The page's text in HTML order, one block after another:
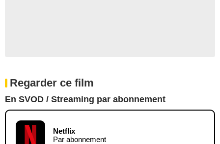
Regarder ce film
En SVOD / Streaming par abonnement
Netflix
Par abonnement